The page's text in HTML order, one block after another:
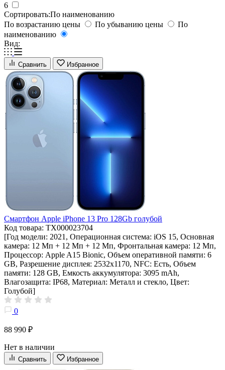
6
Сортировать:По наименованию
По возрастанию цены
По убыванию цены
По
наименованию
Вид:
Сравнить Избранное
Смартфон Apple iPhone 13 Pro 128Gb голубой
Код товара: ТХ000023704
[Год модели: 2021, Операционная система: iOS 15, Основная
камера: 12 Мп + 12 Мп + 12 Мп, Фронтальная камера: 12 Мп,
Процессор: Apple A15 Bionic, Объем оперативной памяти: 6
GB, Разрешение дисплея: 2532х1170, NFC: Есть, Объем
памяти: 128 GB, Емкость аккумулятора: 3095 mAh,
Влагозащита: IP68, Материал: Металл и стекло, Цвет:
Голубой]
0
88 990 ₽
Нет в наличии
Сравнить Избранное